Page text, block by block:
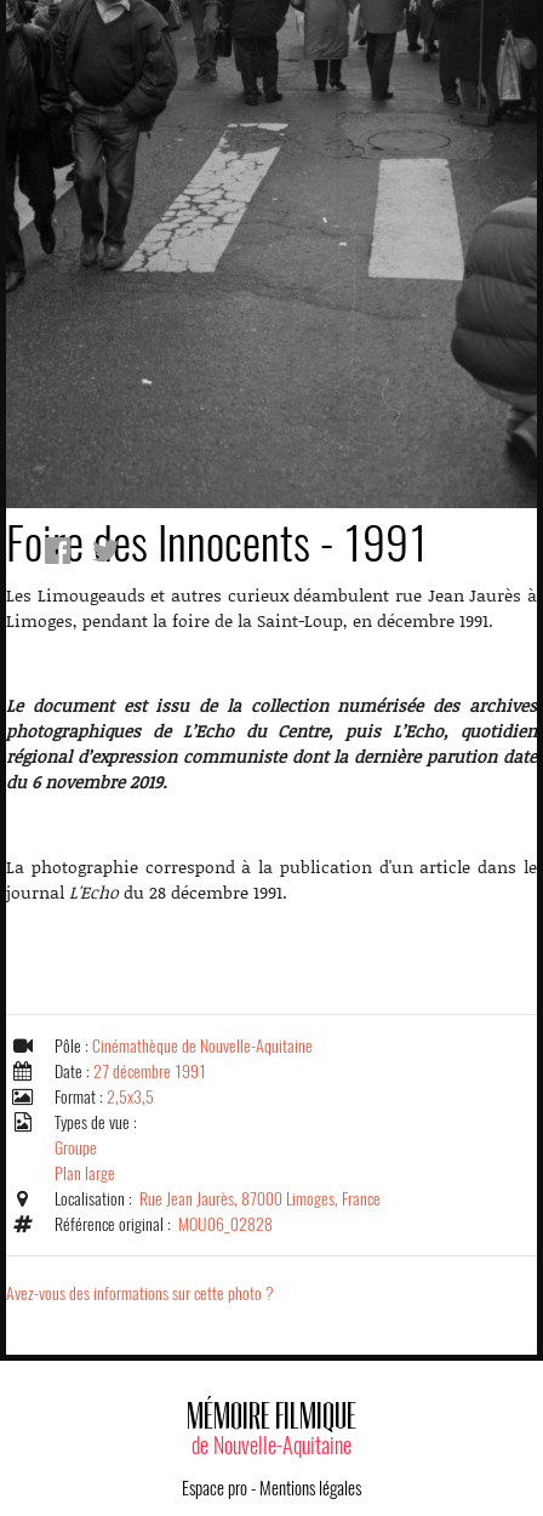
Foire des Innocents - 1991
Les Limougeauds et autres curieux déambulent rue Jean Jaurès à
Limoges, pendant la foire de la Saint-Loup, en décembre 1991.
Le document est issu de la collection numérisée des archives
photographiques de L’Echo du Centre, puis L’Echo, quotidien
régional d’expression communiste dont la dernière parution date
du 6 novembre 2019.
La photographie correspond à la publication d'un article dans le
journalL'Echodu 28 décembre 1991.
Pôle : Cinémathèque de Nouvelle-Aquitaine
Date : 27 décembre 1991
Format : 2,5x3,5
Types de vue :
Groupe
Plan large
Localisation : Rue Jean Jaurès, 87000 Limoges, France
Référence original : MOU06_02828
Avez-vous des informations sur cette photo ?
MÉMOIRE FILMIQUE
de Nouvelle-Aquitaine
Espace pro- Mentions légales